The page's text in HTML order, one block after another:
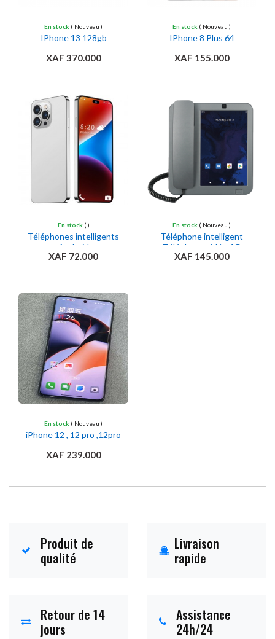
Ajouter au panier
En stock ( Nouveau )
IPhone 13 128gb
XAF 370.000
Ajouter au panier
En stock ( Nouveau )
IPhone 8 Plus 64
XAF 155.000
Ajouter au panier
En stock ( )
Téléphones intelligents
Android
XAF 72.000
En stock ( Nouveau )
Téléphone intelligent
Téléphone vidéo 4G
XAF 145.000
En stock ( Nouveau )
iPhone 12 , 12 pro ,12pro
XAF 239.000
Produit de
qualité
Livraison
rapide
Retour de 14
jours
Assistance
24h/24